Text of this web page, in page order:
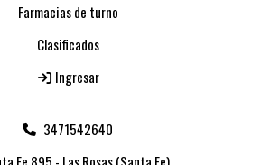
Farmacias de turno
Clasificados
Ingresar
3471542640